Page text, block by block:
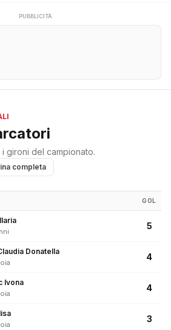
PUBBLICITÀ
gironi del campionato.
completa
GOL
5
Donatella
4
Ivona
4
3